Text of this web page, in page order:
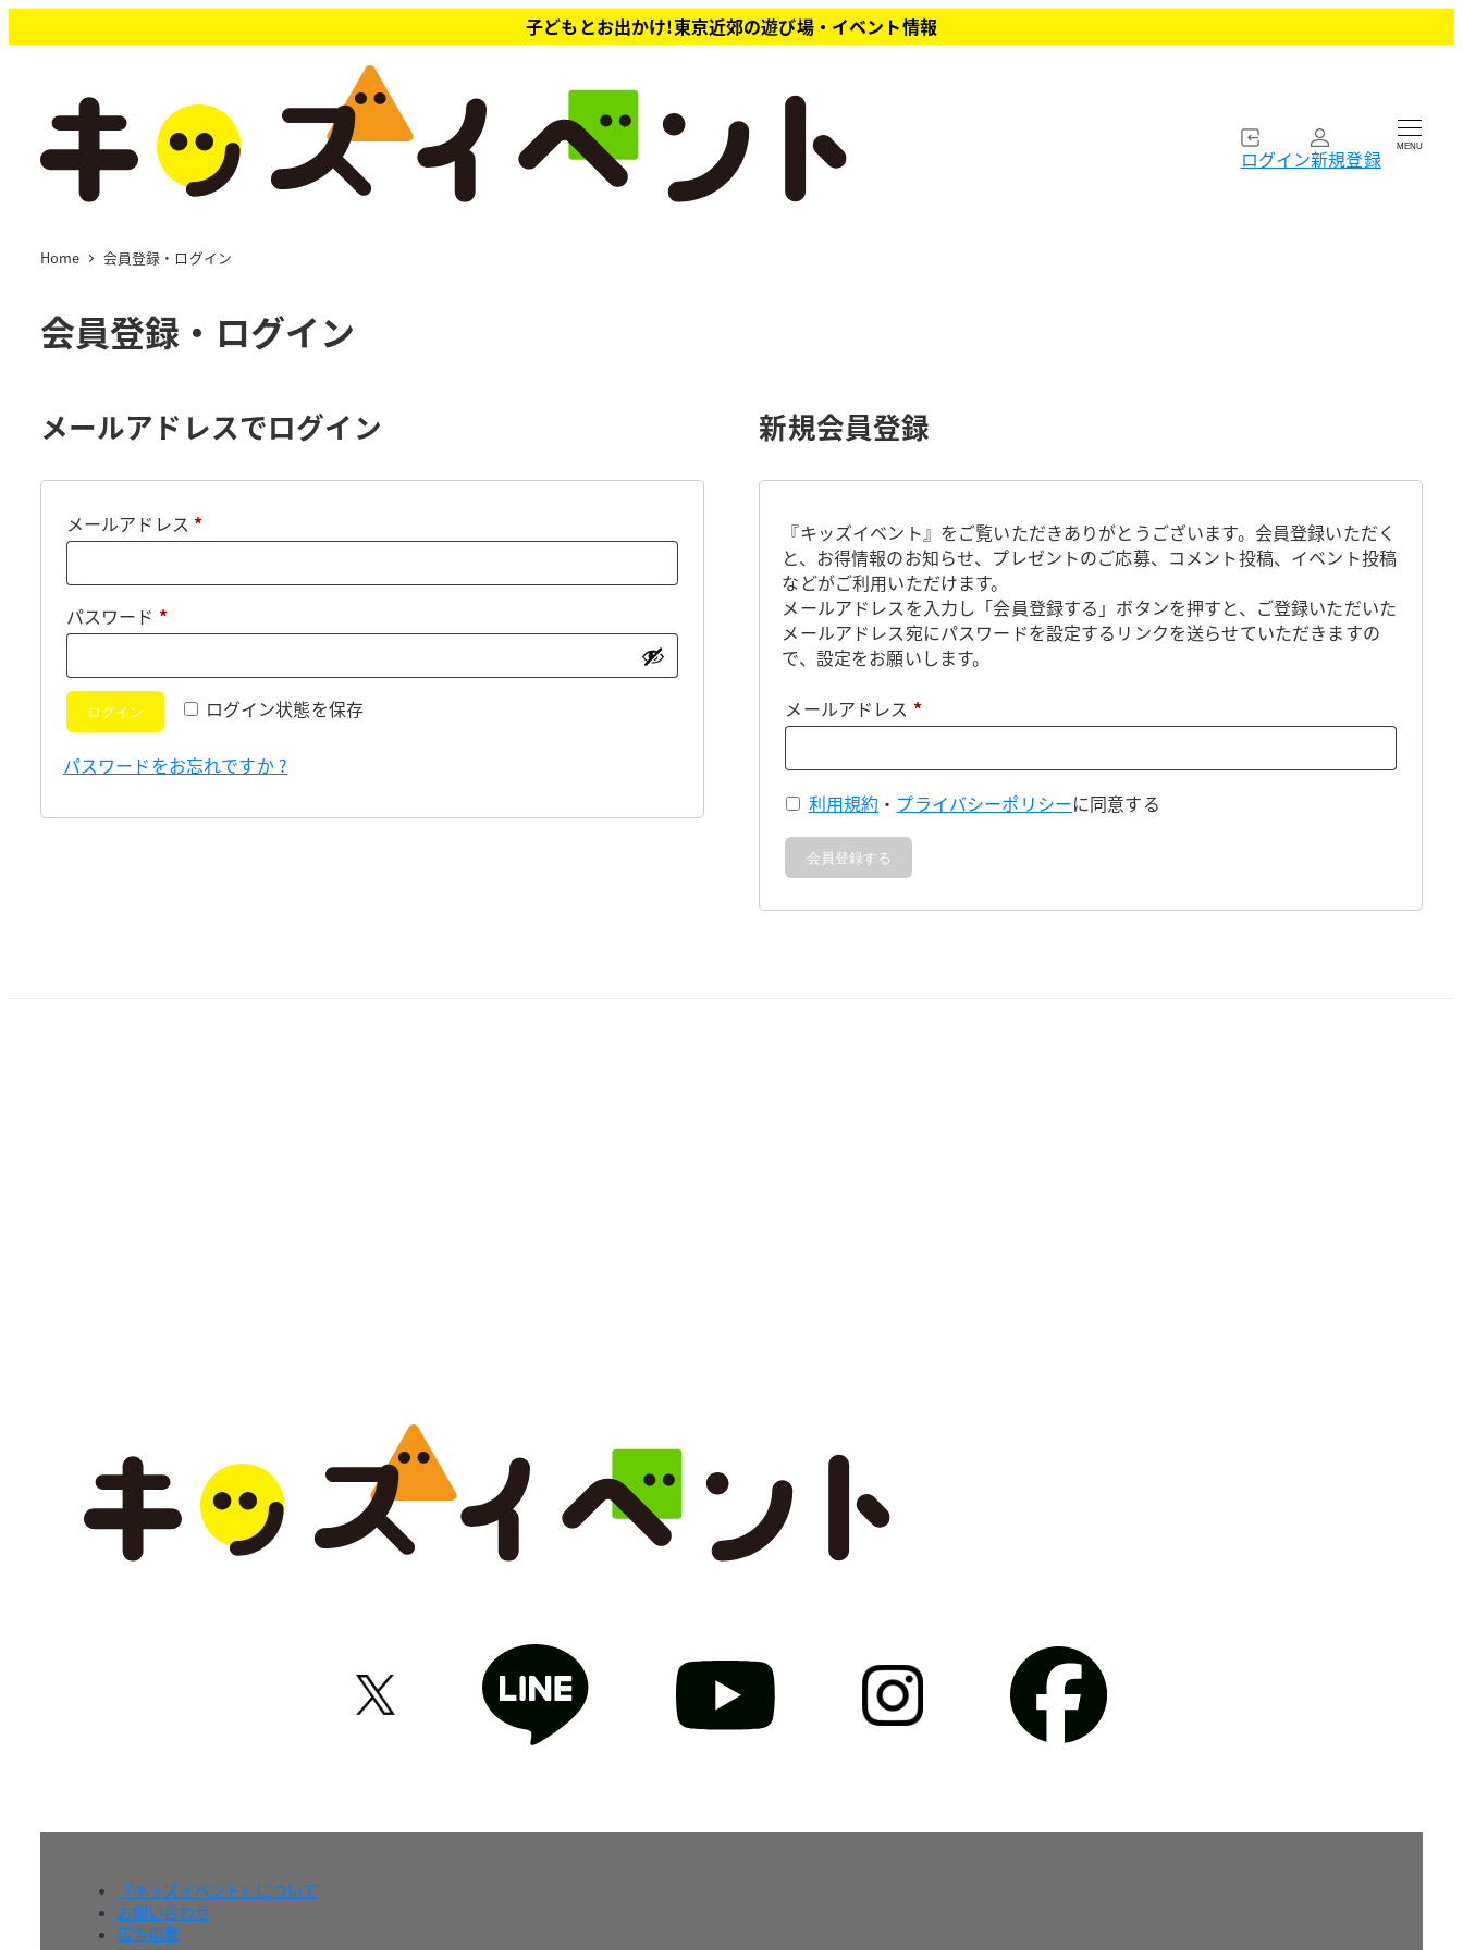
イ
子どもとお出かけ!東京近郊の遊び場・イベント情報
ログイン新規登録 MENU
Home 会員登録・ログイン
会員登録・ログイン
メールアドレスでログイン
メールアドレス *必
パスワード *必
ログイン状態を保存
ログイン
パスワードをお忘れですか ?
新規会員登録
『キッズイベント』をご覧いただきありがとうございます。会員登録いただく
と、お得情報のお知らせ、プレゼントのご応募、コメント投稿、イベント投稿
などがご利用いただけます。
メールアドレスを入力し「会員登録する」ボタンを押すと、ご登録いただいた
メールアドレス宛にパスワードを設定するリンクを送らせていただきますの
で、設定をお願いします。
メールアドレス *必
利用規約 ・ プライバシーポリシーに同意する
会員登録する
『キッズイベント』について
お問い合わせ
広告掲載